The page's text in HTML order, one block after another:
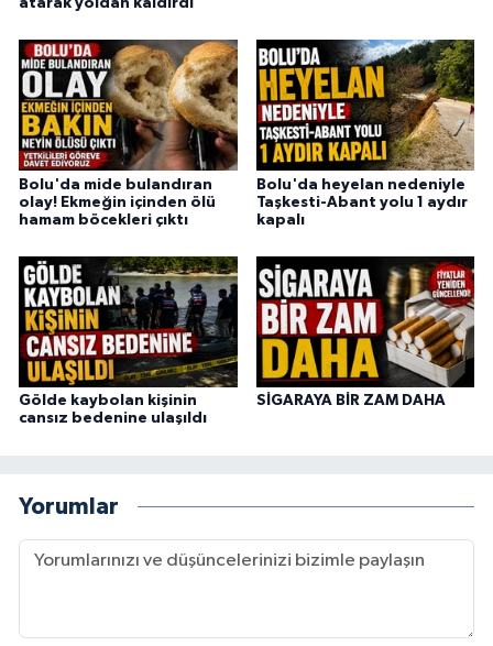
Bolu'da mide bulandıran
olay! Ekmeğin içinden ölü
hamam böcekleri çıktı
Bolu'da heyelan nedeniyle
Taşkesti-Abant yolu 1 aydır
kapalı
Gölde kaybolan kişinin
cansız bedenine ulaşıldı
SİGARAYA BİR ZAM DAHA
Yorumlar